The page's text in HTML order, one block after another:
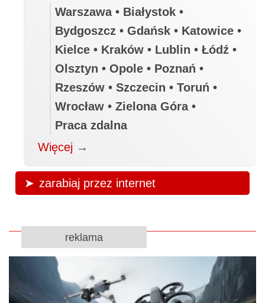
Warszawa • Białystok •
Bydgoszcz • Gdańsk • Katowice •
Kielce • Kraków • Lublin • Łódź •
Olsztyn • Opole • Poznań •
Rzeszów • Szczecin • Toruń •
Wrocław • Zielona Góra •
Praca zdalna
Więcej →
zarabiaj przez internet
reklama